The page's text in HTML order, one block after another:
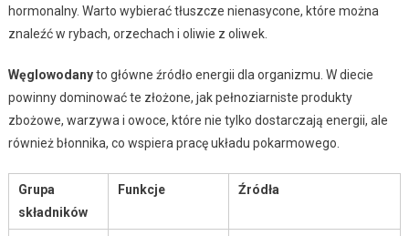
hormonalny. Warto wybierać tłuszcze nienasycone, które można
znaleźć w rybach, orzechach i oliwie z oliwek.
Węglowodanyto główne źródło energii dla organizmu. W diecie
powinny dominować te złożone, jak pełnoziarniste produkty
zbożowe, warzywa i owoce, które nie tylko dostarczają energii, ale
również błonnika, co wspiera pracę układu pokarmowego.
Grupa
składników
Funkcje Źródła